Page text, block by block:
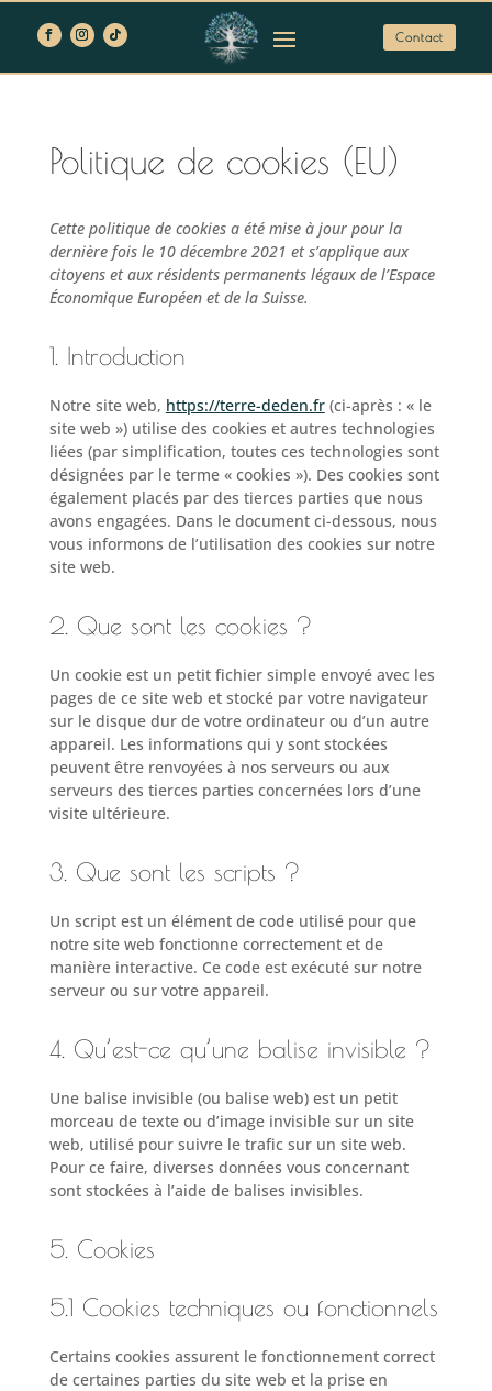
Contact
Politique de cookies (EU)
Cette politique de cookies a été mise à jour pour la
dernière fois le 10 décembre 2021 et s’applique aux
citoyens et aux résidents permanents légaux de l’Espace
Économique Européen et de la Suisse.
1. Introduction
Notre site web, https://terre-deden.fr(ci-après : « le
site web ») utilise des cookies et autres technologies
liées (par simplification, toutes ces technologies sont
désignées par le terme « cookies »). Des cookies sont
également placés par des tierces parties que nous
avons engagées. Dans le document ci-dessous, nous
vous informons de l’utilisation des cookies sur notre
site web.
2. Que sont les cookies ?
Un cookie est un petit fichier simple envoyé avec les
pages de ce site web et stocké par votre navigateur
sur le disque dur de votre ordinateur ou d’un autre
appareil. Les informations qui y sont stockées
peuvent être renvoyées à nos serveurs ou aux
serveurs des tierces parties concernées lors d’une
visite ultérieure.
3. Que sont les scripts ?
Un script est un élément de code utilisé pour que
notre site web fonctionne correctement et de
manière interactive. Ce code est exécuté sur notre
serveur ou sur votre appareil.
4. Qu’est-ce qu’une balise invisible ?
Une balise invisible (ou balise web) est un petit
morceau de texte ou d’image invisible sur un site
web, utilisé pour suivre le trafic sur un site web.
Pour ce faire, diverses données vous concernant
sont stockées à l’aide de balises invisibles.
5. Cookies
5.1 Cookies techniques ou fonctionnels
Certains cookies assurent le fonctionnement correct
de certaines parties du site web et la prise en